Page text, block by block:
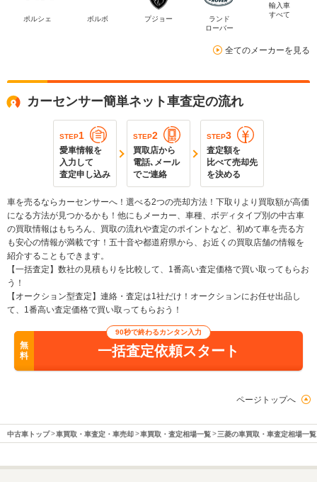
ポルシェ ボルボ プジョー
ランド
ローバー
輸入車
すべて
全てのメーカーを見る
カーセンサー簡単ネット車査定の流れ
STEP1
愛車情報を
入力して
査定申し込み
STEP2
買取店から
電話､メール
でご連絡
STEP3
査定額を
比べて売却先
を決める
車を売るならカーセンサーへ！選べる2つの売却方法！下取りより買取額が高価
になる方法が見つかるかも！他にもメーカー、車種、ボディタイプ別の中古車
の買取情報はもちろん、買取の流れや査定のポイントなど、初めて車を売る方
も安心の情報が満載です！五十音や都道府県から、お近くの買取店舗の情報を
紹介することもできます。
【一括査定】数社の見積もりを比較して、1番高い査定価格で買い取ってもらお
う！
【オークション型査定】連絡・査定は1社だけ！オークションにお任せ出品し
て、1番高い査定価格で買い取ってもらおう！
無
料
90秒で終わるカンタン入力
一括査定依頼スタート
ページトップへ
中古車トップ 車買取・車査定・車売却 車買取・査定相場一覧 三菱の車買取・車査定相場一覧